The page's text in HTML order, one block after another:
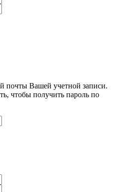
почты Вашей учетной записи.
чтобы получить пароль по